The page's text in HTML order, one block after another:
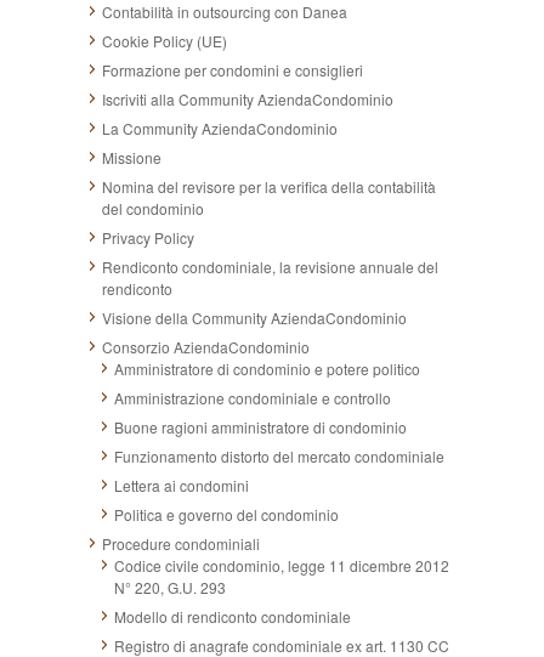
Contabilità in outsourcing con Danea
Cookie Policy (UE)
Formazione per condomini e consiglieri
Iscriviti alla Community AziendaCondominio
La Community AziendaCondominio
Missione
Nomina del revisore per la verifica della contabilità
del condominio
Privacy Policy
Rendiconto condominiale, la revisione annuale del
rendiconto
Visione della Community AziendaCondominio
Consorzio AziendaCondominio
Amministratore di condominio e potere politico
Amministrazione condominiale e controllo
Buone ragioni amministratore di condominio
Funzionamento distorto del mercato condominiale
Lettera ai condomini
Politica e governo del condominio
Procedure condominiali
Codice civile condominio, legge 11 dicembre 2012
N° 220, G.U. 293
Modello di rendiconto condominiale
Registro di anagrafe condominiale ex art. 1130 CC